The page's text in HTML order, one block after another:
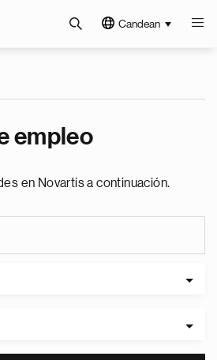
Candean
empleo
en Novartis a continuación.